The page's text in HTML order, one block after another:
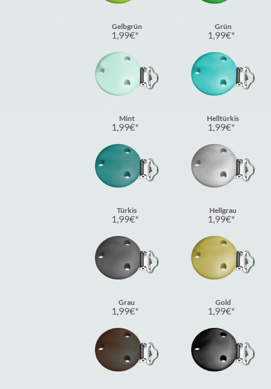
Gelbgrün
1,99€
Grün
1,99€
Mint
1,99€
Helltürkis
1,99€
Türkis
1,99€
Hellgrau
1,99€
Grau
1,99€
Gold
1,99€